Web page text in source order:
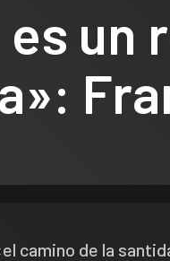
es
camino de la